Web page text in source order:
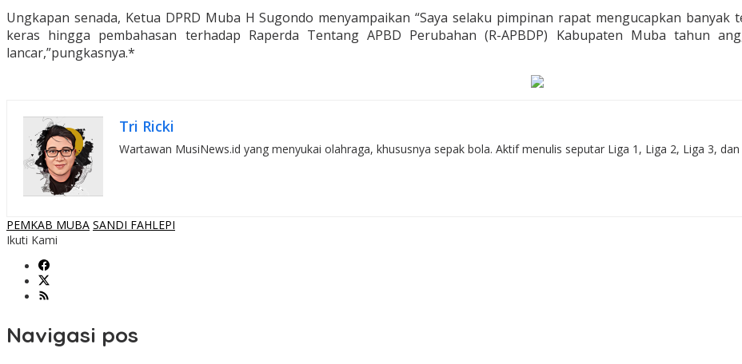
Ungkapan senada, Ketua DPRD Muba H Sugondo menyampaikan “Saya selaku pimpinan rapat mengucapkan
keras hingga pembahasan terhadap Raperda Tentang APBD Perubahan (R-APBDP) Kabupaten Muba tahun
lancar,”pungkasnya.*
Tri Ricki
Wartawan MusiNews.id yang menyukai olahraga, khususnya sepak bola. Aktif menulis seputar Liga 1, Liga 2, Liga 3, dan
PEMKAB MUBA SANDI FAHLEPI
Ikuti Kami
Navigasi pos